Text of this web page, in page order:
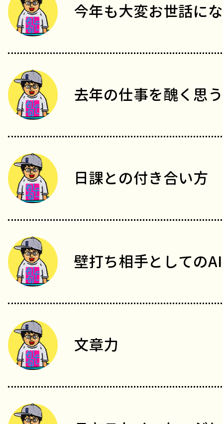
今年も大変お世話に
去年の仕事を醜く思う
日課との付き合い方
壁打ち相手としてのAI
文章力